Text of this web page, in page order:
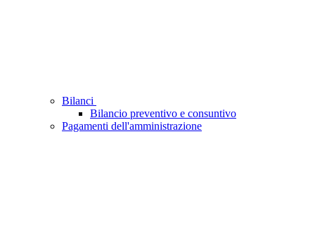
Bilanci
Bilancio preventivo e consuntivo
Pagamenti dell'amministrazione